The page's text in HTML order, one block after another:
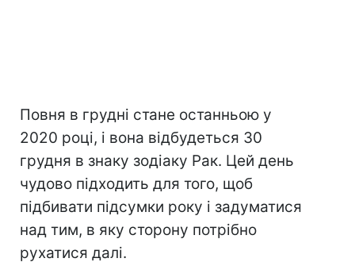
Повня в грудні стане останньою у
2020 році, і вона відбудеться 30
грудня в знаку зодіаку Рак. Цей день
чудово підходить для того, щоб
підбивати підсумки року і задуматися
над тим, в яку сторону потрібно
рухатися далі.